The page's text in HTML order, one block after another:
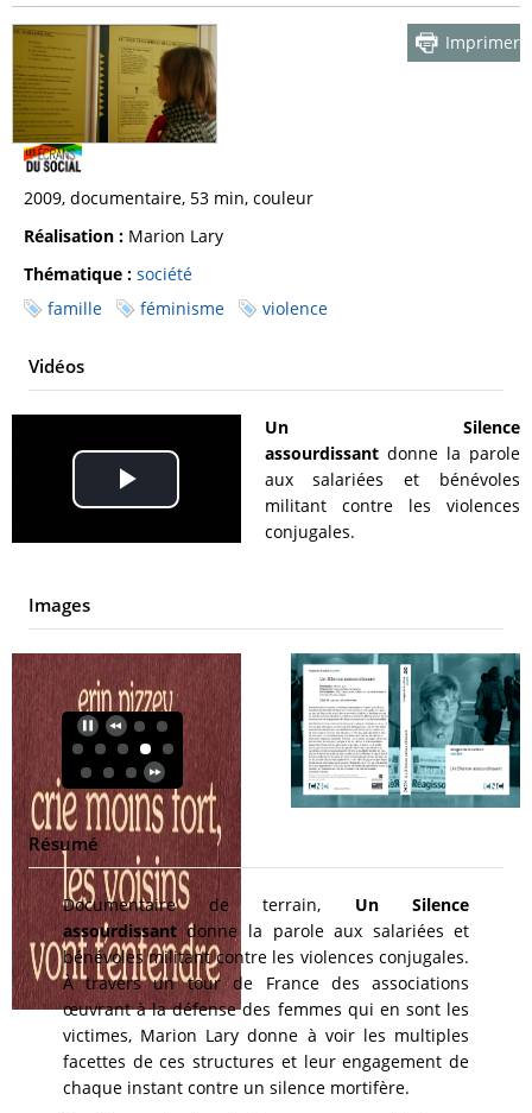
Imprimer
2009, documentaire, 53 min, couleur
Réalisation : Marion Lary
Thématique : société
famille
féminisme violence
Vidéos
Play
Video
Un Silence
assourdissant donne la parole
aux salariées et bénévoles
militant contre les violences
conjugales.
Images
Résumé
Documentaire de terrain, Un Silence
assourdissantdonne la parole aux salariées et
bénévoles militant contre les violences conjugales.
À travers un tour de France des associations
œuvrant à la défense des femmes qui en sont les
victimes, Marion Lary donne à voir les multiples
facettes de ces structures et leur engagement de
chaque instant contre un silence mortifère.